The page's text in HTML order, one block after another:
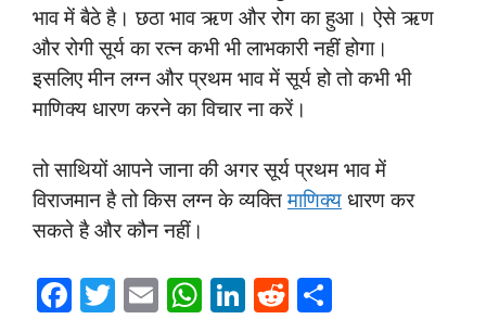
भाव में बैठे है। छठा भाव ऋण और रोग का हुआ। ऐसे ऋण
और रोगी सूर्य का रत्न कभी भी लाभकारी नहीं होगा।
इसलिए मीन लग्न और प्रथम भाव में सूर्य हो तो कभी भी
माणिक्य धारण करने का विचार ना करें।
तो साथियों आपने जाना की अगर सूर्य प्रथम भाव में
विराजमान है तो किस लग्न के व्यक्तिमाणिक्य धारण कर
सकते है और कौन नहीं।
F
T
E
W Li
R